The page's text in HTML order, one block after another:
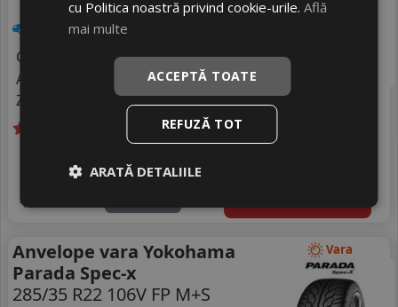
Turisme
Consum
Aderenta
Zgomot 71 dB
1469RON
1615 RON
Vara
Anvelope vara Yokohama
Parada Spec-x
285/35 R22 106V FP M+S
cu Politica noastră privind cookie-urile.Află
mai multe
ACCEPTĂ TOATE
REFUZĂ TOT
ARATĂ DETALIILE